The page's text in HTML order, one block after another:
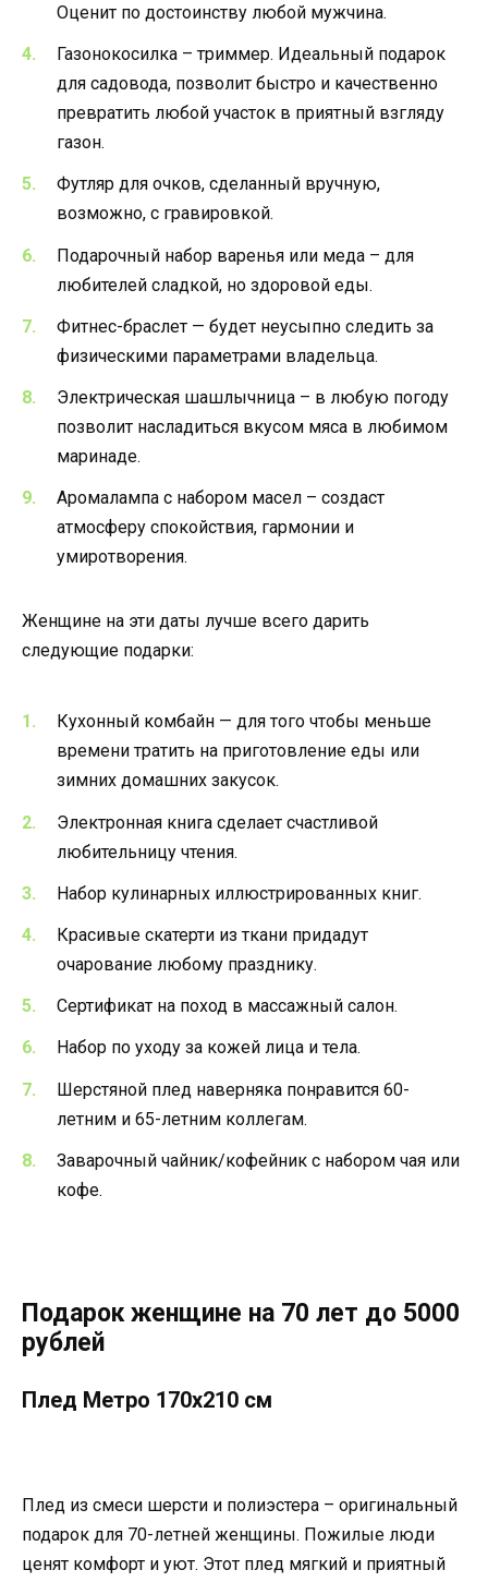
Оценит по достоинству любой мужчина.
Газонокосилка – триммер. Идеальный подарок
для садовода, позволит быстро и качественно
превратить любой участок в приятный взгляду
газон.
Футляр для очков, сделанный вручную,
возможно, с гравировкой.
Подарочный набор варенья или меда – для
любителей сладкой, но здоровой еды.
Фитнес-браслет — будет неусыпно следить за
физическими параметрами владельца.
Электрическая шашлычница – в любую погоду
позволит насладиться вкусом мяса в любимом
маринаде.
Аромалампа с набором масел – создаст
атмосферу спокойствия, гармонии и
умиротворения.
Женщине на эти даты лучше всего дарить
следующие подарки:
Кухонный комбайн — для того чтобы меньше
времени тратить на приготовление еды или
зимних домашних закусок.
Электронная книга сделает счастливой
любительницу чтения.
Набор кулинарных иллюстрированных книг.
Красивые скатерти из ткани придадут
очарование любому празднику.
Сертификат на поход в массажный салон.
Набор по уходу за кожей лица и тела.
Шерстяной плед наверняка понравится 60-
летним и 65-летним коллегам.
Заварочный чайник/кофейник с набором чая или
кофе.
Подарок женщине на 70 лет до 5000
рублей
Плед Метро 170х210 см
Плед из смеси шерсти и полиэстера – оригинальный
подарок для 70-летней женщины. Пожилые люди
ценят комфорт и уют. Этот плед мягкий и приятный